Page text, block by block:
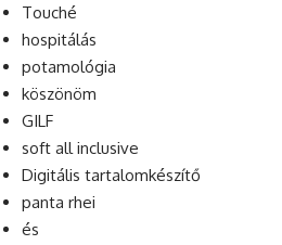
Touché
hospitálás
potamológia
köszönöm
GILF
soft all inclusive
Digitális tartalomkészítő
panta rhei
és